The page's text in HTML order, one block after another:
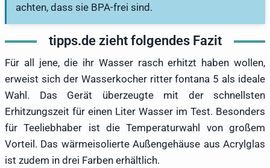
achten, dass sie BPA-frei sind.
tipps.de zieht folgendes Fazit
Für all jene, die ihr Wasser rasch erhitzt haben wollen,
erweist sich der Wasserkocher ritter fontana 5 als ideale
Wahl. Das Gerät überzeugte mit der schnellsten
Erhitzungszeit für einen Liter Wasser im Test. Besonders
für Teeliebhaber ist die Temperaturwahl von großem
Vorteil. Das wärmeisolierte Außengehäuse aus Acrylglas
ist zudem in drei Farben erhältlich.